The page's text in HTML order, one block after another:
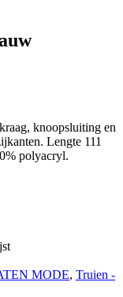
knoopsluiting en
Lengte 111
polyacryl.
MODE, Truien -